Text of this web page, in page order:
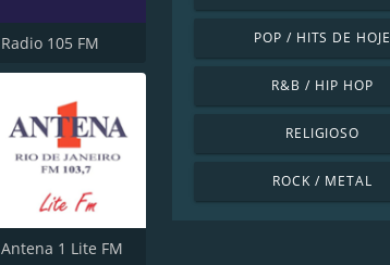
Radio 105 FM
Antena 1 Lite FM
POP / HITS DE HOJE
R&B / HIP HOP
RELIGIOSO
ROCK / METAL